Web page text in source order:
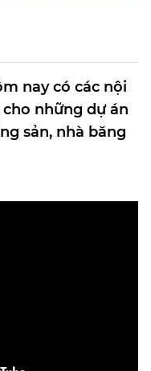
nay có các nội
những dự án
sản, nhà băng